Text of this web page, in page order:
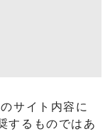
サイト内容に
するものではあ